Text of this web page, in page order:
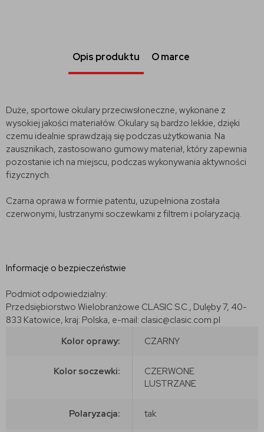
Opis produktu O marce
Duże, sportowe okulary przeciwsłoneczne, wykonane z
wysokiej jakości materiałów. Okulary są bardzo lekkie, dzięki
czemu idealnie sprawdzają się podczas użytkowania. Na
zausznikach, zastosowano gumowy materiał, który zapewnia
pozostanie ich na miejscu, podczas wykonywania aktywności
fizycznych.
Czarna oprawa w formie patentu, uzupełniona została
czerwonymi, lustrzanymi soczewkami z filtrem i polaryzacją.
Informacje o bezpieczeństwie
Podmiot odpowiedzialny:
Przedsiębiorstwo Wielobranżowe CLASIC S.C., Dulęby 7, 40-
833 Katowice, kraj: Polska, e-mail: clasic@clasic.com.pl
Kolor oprawy:
CZARNY
Kolor soczewki:
CZERWONE
LUSTRZANE
Polaryzacja: tak